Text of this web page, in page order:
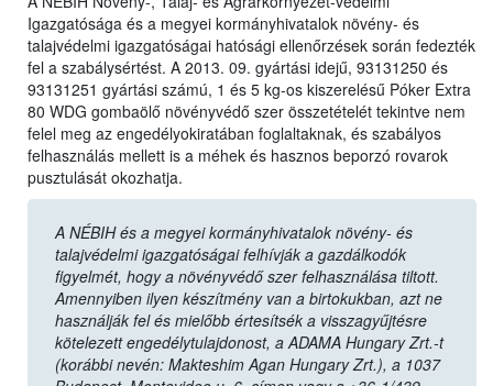
Igazgatósága és a megyei kormányhivatalok növény- és
talajvédelmi igazgatóságai hatósági ellenőrzések során fedezték
fel a szabálysértést. A 2013. 09. gyártási idejű, 93131250 és
93131251 gyártási számú, 1 és 5 kg-os kiszerelésű Póker Extra
80 WDG gombaölő növényvédő szer összetételét tekintve nem
felel meg az engedélyokiratában foglaltaknak, és szabályos
felhasználás mellett is a méhek és hasznos beporzó rovarok
pusztulását okozhatja.
A NÉBIH és a megyei kormányhivatalok növény- és
talajvédelmi igazgatóságai felhívják a gazdálkodók
figyelmét, hogy a növényvédő szer felhasználása tiltott.
Amennyiben ilyen készítmény van a birtokukban, azt ne
használják fel és mielőbb értesítsék a visszagyűjtésre
kötelezett engedélytulajdonost, a ADAMA Hungary Zrt.-t
(korábbi nevén: Makteshim Agan Hungary Zrt.), a 1037